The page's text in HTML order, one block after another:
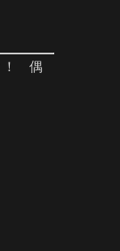
！ 偶